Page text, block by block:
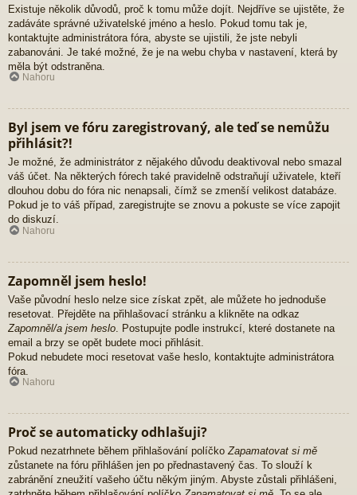
Existuje několik důvodů, proč k tomu může dojít. Nejdříve se ujistěte, že
zadáváte správné uživatelské jméno a heslo. Pokud tomu tak je,
kontaktujte administrátora fóra, abyste se ujistili, že jste nebyli
zabanováni. Je také možné, že je na webu chyba v nastavení, která by
měla být odstraněna.
Nahoru
Byl jsem ve fóru zaregistrovaný, ale teď se nemůžu
přihlásit?!
Je možné, že administrátor z nějakého důvodu deaktivoval nebo smazal
váš účet. Na některých fórech také pravidelně odstraňují uživatele, kteří
dlouhou dobu do fóra nic nenapsali, čímž se zmenší velikost databáze.
Pokud je to váš případ, zaregistrujte se znovu a pokuste se více zapojit
do diskuzí.
Nahoru
Zapomněl jsem heslo!
Vaše původní heslo nelze sice získat zpět, ale můžete ho jednoduše
resetovat. Přejděte na přihlašovací stránku a klikněte na odkaz
Zapomněl/a jsem heslo . Postupujte podle instrukcí, které dostanete na
email a brzy se opět budete moci přihlásit.
Pokud nebudete moci resetovat vaše heslo, kontaktujte administrátora
fóra.
Nahoru
Proč se automaticky odhlašuji?
Pokud nezatrhnete během přihlašování políčkoZapamatovat si mě
zůstanete na fóru přihlášen jen po přednastavený čas. To slouží k
zabránění zneužití vašeho účtu někým jiným. Abyste zůstali přihlášeni,